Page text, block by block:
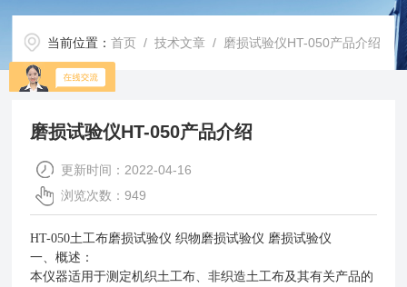
当前位置：首页 /技术文章 / 磨损试验仪HT-050产品介绍
磨损试验仪HT-050产品介绍
更新时间：2022-04-16
浏览次数：949
HT-050土工布磨损试验仪 织物磨损试验仪 磨损试验仪
一、概述：
本仪器适用于测定机织土工布、非织造土工布及其有关产品的